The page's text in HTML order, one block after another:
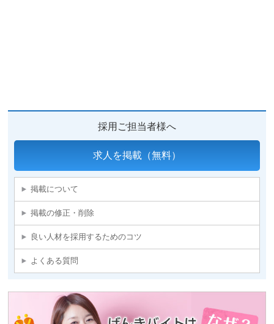
採用ご担当者様へ
求人を掲載（無料）
掲載について
掲載の修正・削除
良い人材を採用するためのコツ
よくある質問